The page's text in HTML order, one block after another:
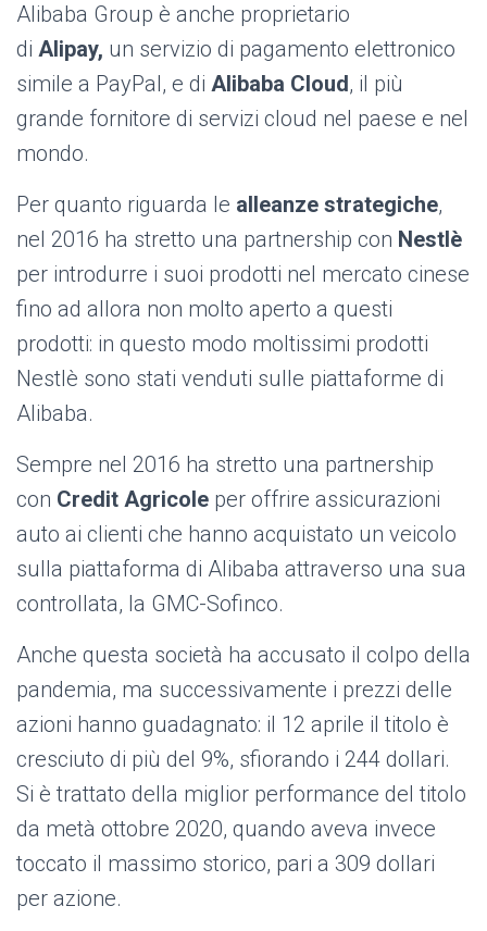
Alibaba Group è anche proprietario
di Alipay, un servizio di pagamento elettronico
simile a PayPal, e di Alibaba Cloud, il più
grande fornitore di servizi cloud nel paese e nel
mondo.
Per quanto riguarda le alleanze strategiche,
nel 2016 ha stretto una partnership con Nestlè
per introdurre i suoi prodotti nel mercato cinese
fino ad allora non molto aperto a questi
prodotti: in questo modo moltissimi prodotti
Nestlè sono stati venduti sulle piattaforme di
Alibaba.
Sempre nel 2016 ha stretto una partnership
con Credit Agricole per offrire assicurazioni
auto ai clienti che hanno acquistato un veicolo
sulla piattaforma di Alibaba attraverso una sua
controllata, la GMC-Sofinco.
Anche questa società ha accusato il colpo della
pandemia, ma successivamente i prezzi delle
azioni hanno guadagnato: il 12 aprile il titolo è
cresciuto di più del 9%, sfiorando i 244 dollari.
Si è trattato della miglior performance del titolo
da metà ottobre 2020, quando aveva invece
toccato il massimo storico, pari a 309 dollari
per azione.